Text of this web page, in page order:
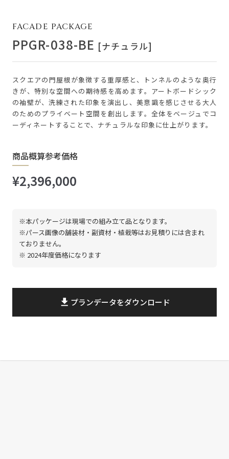
FACADE PACKAGE
PPGR-038-BE [ナチュラル]
スクエアの門屋根が象徴する重厚感と、トンネルのような奥行
きが、特別な空間への期待感を高めます。アートボードシック
の袖壁が、洗練された印象を演出し、美意識を感じさせる大人
のためのプライベート空間を創出します。全体をベージュでコ
ーディネートすることで、ナチュラルな印象に仕上がります。
商品概算参考価格
¥2,396,000
※本パッケージは現場での組み立て品となります。
※パース画像の舗装材・副資材・植栽等はお見積りには含まれ
ておりません。
※ 2024年度価格になります
file_download プランデータをダウンロード